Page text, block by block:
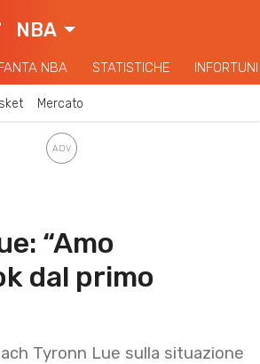
NBA
NBA STATISTICHE INFORTUNI
Mercato
“Amo
dal primo
Tyronn Lue sulla situazione